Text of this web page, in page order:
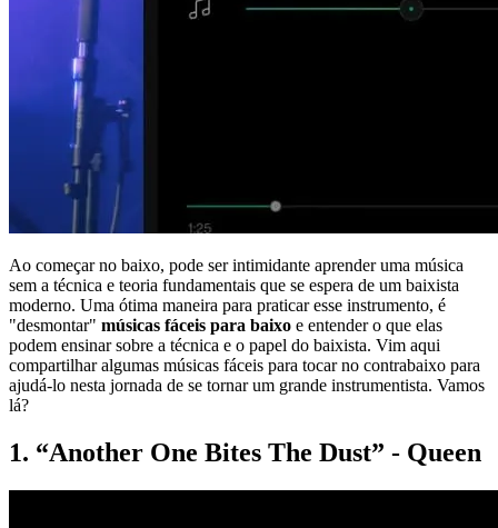
Ao começar no baixo, pode ser intimidante aprender uma música
sem a técnica e teoria fundamentais que se espera de um baixista
moderno. Uma ótima maneira para praticar esse instrumento, é
"desmontar" músicas fáceis para baixo e entender o que elas
podem ensinar sobre a técnica e o papel do baixista. Vim aqui
compartilhar algumas músicas fáceis para tocar no contrabaixo para
ajudá-lo nesta jornada de se tornar um grande instrumentista. Vamos
lá?
1. “Another One Bites The Dust” - Queen